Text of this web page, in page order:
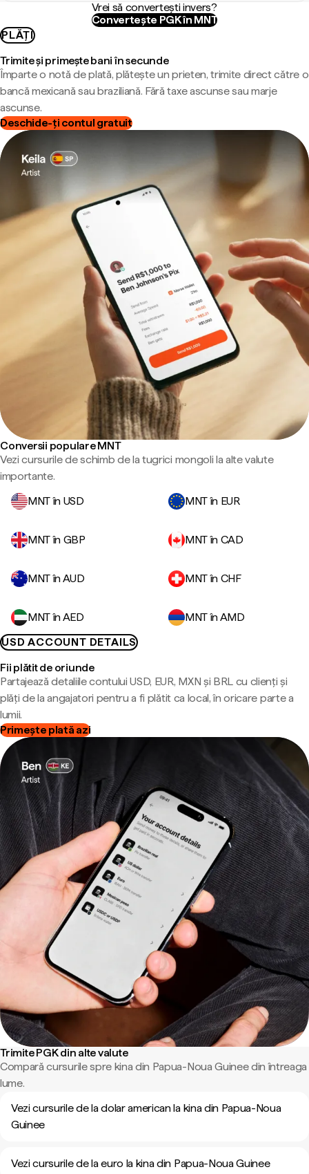
Vrei să convertești invers?
Convertește PGK în MNT
PLĂȚI
Trimite și primește bani în secunde
Împarte o notă de plată, plătește un prieten, trimite direct către o
bancă mexicană sau braziliană. Fără taxe ascunse sau marje
ascunse.
Deschide-ți contul gratuit
Conversii populare MNT
Vezi cursurile de schimb de la tugrici mongoli la alte valute
importante.
MNT în USD
MNT în EUR
MNT în GBP MNT în CAD
MNT în AUD MNT în CHF
MNT în AED
MNT în AMD
USD ACCOUNT DETAILS
Fii plătit de oriunde
Partajează detaliile contului USD, EUR, MXN și BRL cu clienți și
plăți de la angajatori pentru a fi plătit ca local, în oricare parte a
lumii.
Primește plată azi
Trimite PGK din alte valute
Compară cursurile spre kina din Papua-Noua Guinee din întreaga
lume.
Vezi cursurile de la dolar american la kina din Papua-Noua
Guinee
Vezi cursurile de la euro la kina din Papua-Noua Guinee